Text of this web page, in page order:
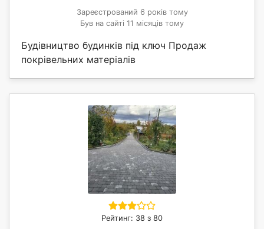
Зареєстрований 6 років тому
Був на сайті 11 місяців тому
Будівництво будинків під ключ Продаж
покрівельних матеріалів
Рейтинг: 38 з 80